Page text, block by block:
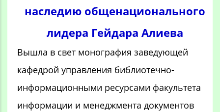
наследию общенационального
лидера Гейдара Алиева
Вышла в свет монография заведующей
кафедрой управления библиотечно-
информационными ресурсами факультета
информации и менеджмента документов